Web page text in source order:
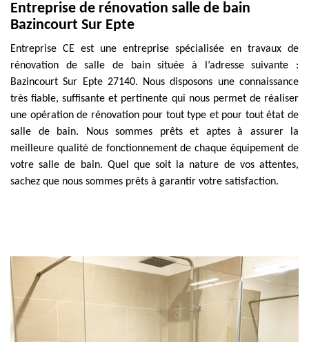
Entreprise de rénovation salle de bain
Bazincourt Sur Epte
Entreprise CE est une entreprise spécialisée en travaux de
rénovation de salle de bain située à l’adresse suivante :
Bazincourt Sur Epte 27140. Nous disposons une connaissance
très fiable, suffisante et pertinente qui nous permet de réaliser
une opération de rénovation pour tout type et pour tout état de
salle de bain. Nous sommes prêts et aptes à assurer la
meilleure qualité de fonctionnement de chaque équipement de
votre salle de bain. Quel que soit la nature de vos attentes,
sachez que nous sommes prêts à garantir votre satisfaction.